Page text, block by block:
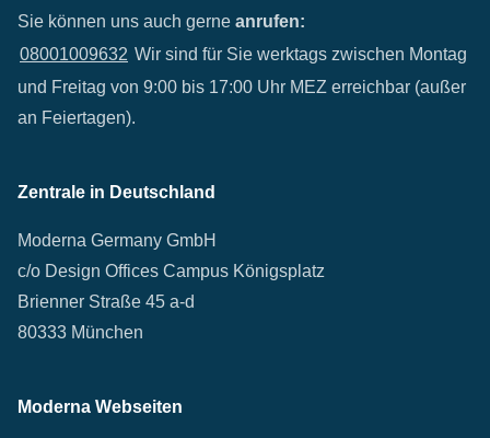
Sie können uns auch gerne anrufen:
08001009632 Wir sind für Sie werktags zwischen Montag
und Freitag von 9:00 bis 17:00 Uhr MEZ erreichbar (außer
an Feiertagen).
Zentrale in Deutschland
Moderna Germany GmbH
c/o Design Offices Campus Königsplatz
Brienner Straße 45 a-d
80333 München
Moderna Webseiten